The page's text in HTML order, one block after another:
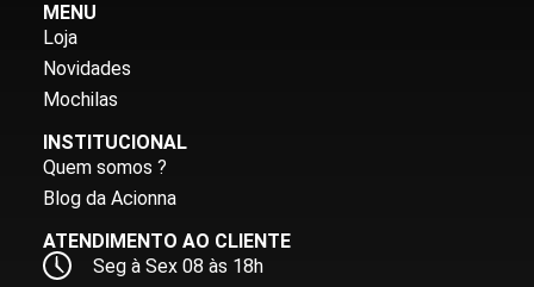
MENU
Loja
Novidades
Mochilas
INSTITUCIONAL
Quem somos ?
Blog da Acionna
ATENDIMENTO AO CLIENTE
Seg à Sex 08 às 18h